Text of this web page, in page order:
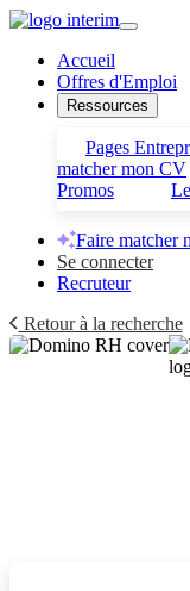
Accueil
Offres d'Emploi
Ressources
Pages
matcher mon CV
Promos
Faire matcher
Se connecter
Recruteur
Retour à la recherche